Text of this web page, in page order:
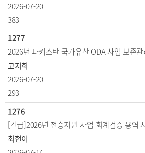
2026-07-20
383
1277
2026년 파키스탄 국가유산 ODA 사업 보존
고지희
2026-07-20
293
1276
최현이